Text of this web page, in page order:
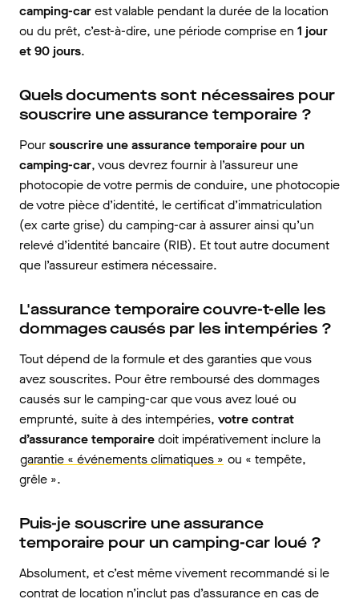
camping-carest valable pendant la durée de la location
ou du prêt, c’est-à-dire, une période comprise en 1 jour
et 90 jours.
Quels documents sont nécessaires pour
souscrire une assurance temporaire ?
Poursouscrire une assurance temporaire pour un
camping-car, vous devrez fournir à l’assureur une
photocopie de votre permis de conduire, une photocopie
de votre pièce d’identité, le certificat d’immatriculation
(ex carte grise) du camping-car à assurer ainsi qu’un
relevé d’identité bancaire (RIB). Et tout autre document
que l’assureur estimera nécessaire.
L'assurance temporaire couvre-t-elle les
dommages causés par les intempéries ?
Tout dépend de la formule et des garanties que vous
avez souscrites. Pour être remboursé des dommages
causés sur le camping-car que vous avez loué ou
emprunté, suite à des intempéries, votre contrat
d’assurance temporairedoit impérativement inclure la
garantie « événements climatiques » ou « tempête,
grêle ».
Puis-je souscrire une assurance
temporaire pour un camping-car loué ?
Absolument, et c’est même vivement recommandé si le
contrat de location n’inclut pas d’assurance en cas de